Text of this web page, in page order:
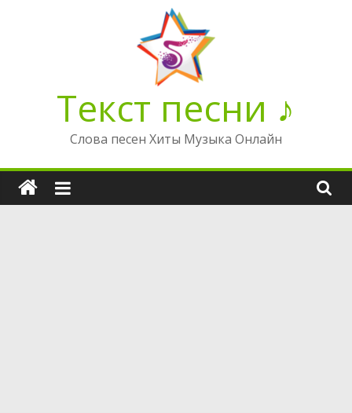
Текст песни ♪
Слова песен Хиты Музыка Онлайн